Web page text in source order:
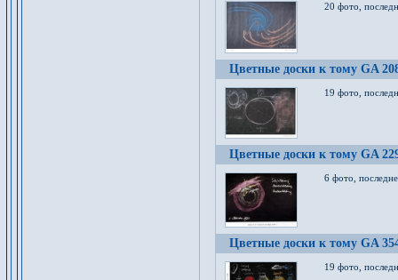
20 фото,
Цветные доски к тому GA
19 фото,
Цветные доски к тому GA
6 фото,
Цветные доски к тому GA
19 фото,